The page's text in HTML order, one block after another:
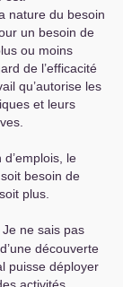
La prise
alors en
et
sont
ici
forces
effets sont
problème
ce centre de
changer en
de masse
en refusant
sociale de
. Si nous
du pays nous
favorisant
en Russie
communiste
, sociaux
tous les
nature du besoin
un besoin de
ou moins
de l’efficacité
qu’autorise les
et leurs
le
besoin de
plus.
Je ne sais pas
découverte
puisse déployer